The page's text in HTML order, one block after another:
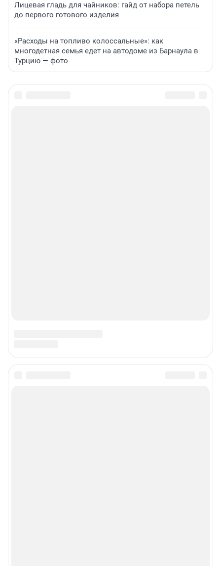
Лицевая гладь для чайников: гайд от набора петель
до первого готового изделия
«Расходы на топливо колоссальные»: как
многодетная семья едет на автодоме из Барнаула в
Турцию — фото